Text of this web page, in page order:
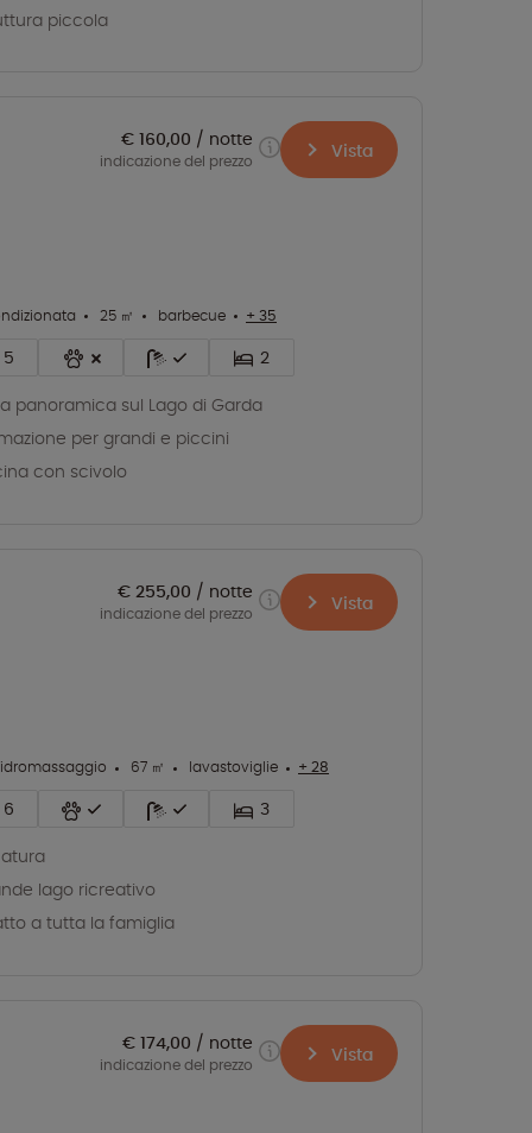
piccola
25 ㎡ barbecue + 35
2
panoramica sul Lago di Garda
per grandi e piccini
con scivolo
€ 160,00 notte
indicazione del prezzo Vista
67 ㎡ lavastoviglie + 28
3
lago ricreativo
a tutta la famiglia
€ 255,00 notte
indicazione del prezzo Vista
€ 174,00 notte
indicazione del prezzo Vista